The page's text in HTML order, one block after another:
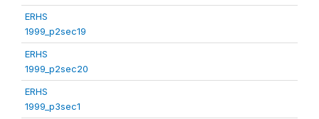
ERHS
1999_p2sec19
ERHS
1999_p2sec20
ERHS
1999_p3sec1